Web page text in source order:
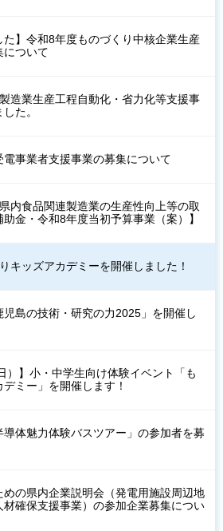
た】令和8年度ものづくり中核企業生産
について
造業生産工程自動化・省力化等支援事
た。
事業者支援事業の募集について
内食品関連製造業の生産性向上等の取
金・令和8年度当初予算事業（案）】
キッズアカデミーを開催しました！
児島の技術・研究の力2025」を開催し
）】小・中学生向け体験イベント「も
ミー」を開催します！
導体魅力体験バスツアー」の参加者を募
の県内企業説明会（発電用施設周辺地
確保支援事業）の参加企業募集につい